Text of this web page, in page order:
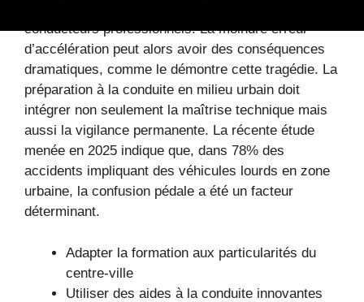
conducteurs professionnels. La moindre erreur
d’accélération peut alors avoir des conséquences
dramatiques, comme le démontre cette tragédie. La
préparation à la conduite en milieu urbain doit
intégrer non seulement la maîtrise technique mais
aussi la vigilance permanente. La récente étude
menée en 2025 indique que, dans 78% des
accidents impliquant des véhicules lourds en zone
urbaine, la confusion pédale a été un facteur
déterminant.
Adapter la formation aux particularités du
centre-ville
Utiliser des aides à la conduite innovantes